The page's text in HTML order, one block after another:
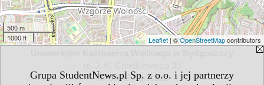
Grupa StudentNews.pl Sp. z o.o. i jej partnerzy
500 m
1000 ft
Leaflet | ©OpenStreetMapcontributors
85-064 Bydgoszcz